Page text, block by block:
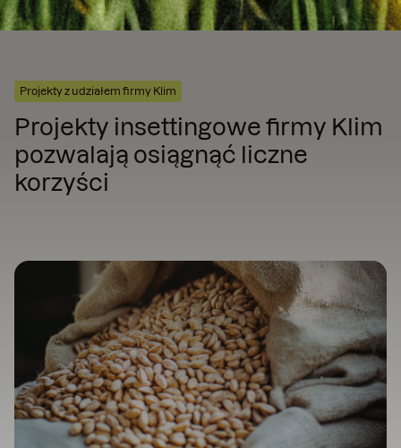
Projekty z udziałem firmy Klim
Projekty insettingowe firmy Klim
pozwalają osiągnąć liczne
korzyści